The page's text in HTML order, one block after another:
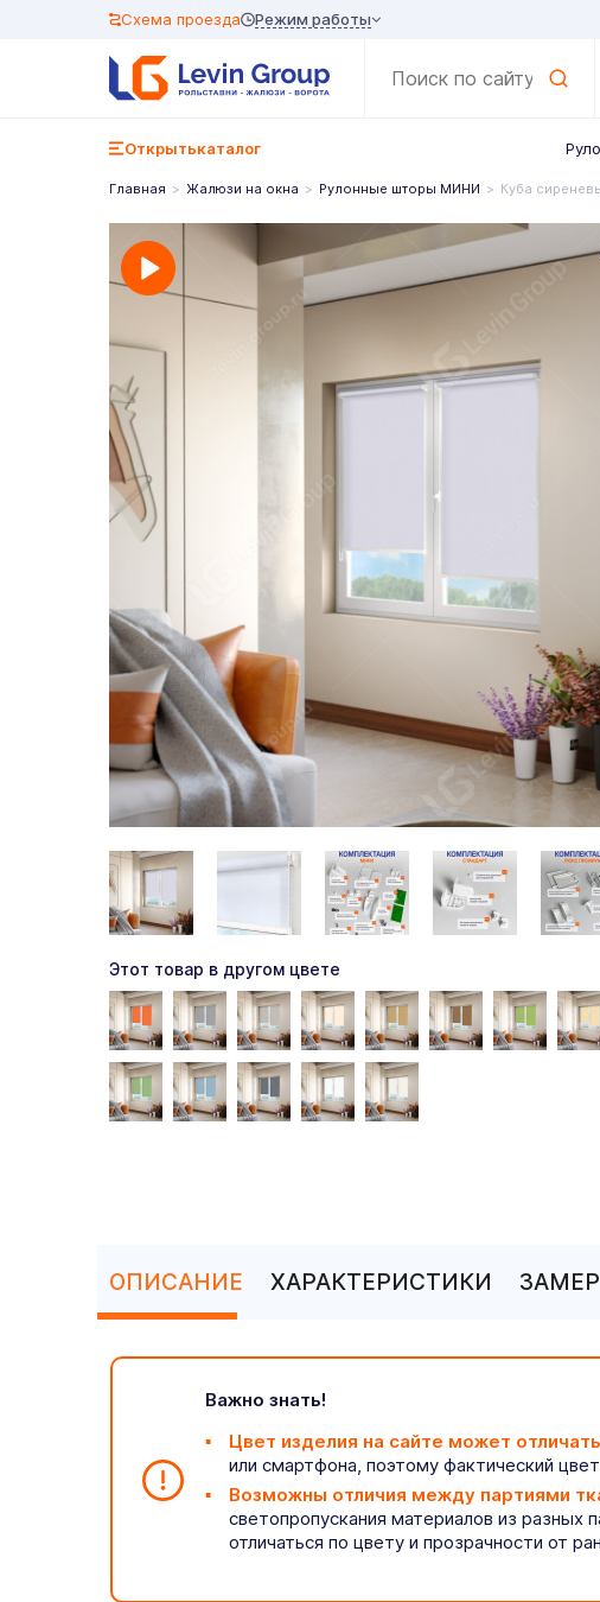
Схема проезда Режим работы
Открытькаталог
Главная Жалюзи на окна Рулонные шторы МИНИ Куба
Этот товар в другом цвете
ОПИСАНИЕ ХАРАКТЕРИСТИКИ ЗАМЕР
Важно знать!
Цвет изделия на сайте может
или смартфона, поэтому фактический
Возможны отличия между партиями
светопропускания материалов из
отличаться по цвету и прозрачности от